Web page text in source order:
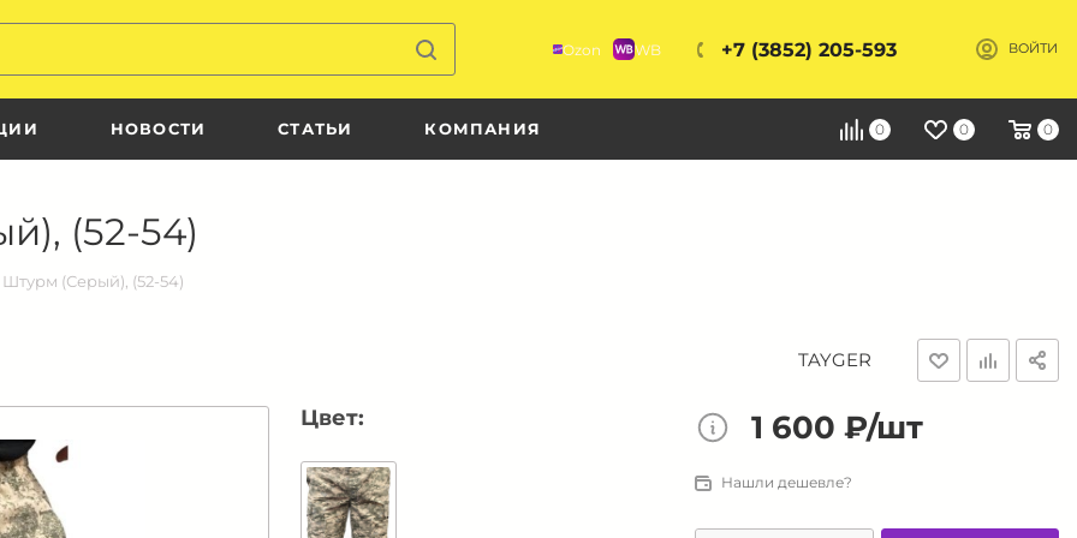
Ozon WB +7 (3852) 205-593 ВОЙТИ
НОВОСТИ СТАТЬИ КОМПАНИЯ 0 0 0
(52-54)
(Серый), (52-54)
TAYGER
Цвет: 1 600 ₽/шт
Нашли дешевле?